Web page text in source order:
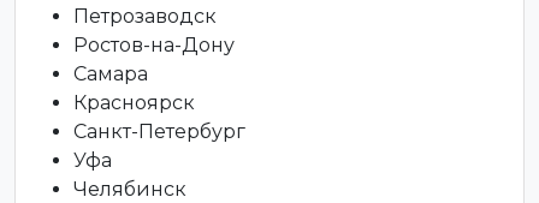
Петрозаводск
Ростов-на-Дону
Самара
Красноярск
Санкт-Петербург
Уфа
Челябинск